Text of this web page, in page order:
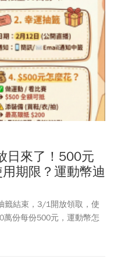
日來了！500元
期限？運動幣迪
籤結束，3/1開放領取，使
萬份每份500元，運動幣怎
、運動幣資格、動滋網